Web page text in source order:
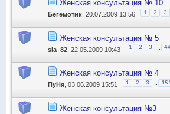
Женская консультация № 10.
Бегемотик , 20.07.2009 13:56 1 2 3
Женская консультация № 5
sia_82 , 22.05.2009 10:43 1 2 3
Женская консультация № 4
ПуНя , 03.06.2009 15:51 1 2 3
Женская консультация №3